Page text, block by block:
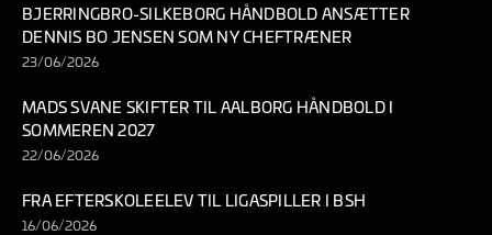
BJERRINGBRO-SILKEBORG HÅNDBOLD ANSÆTTER
DENNIS BO JENSEN SOM NY CHEFTRÆNER
23/06/2026
MADS SVANE SKIFTER TIL AALBORG HÅNDBOLD I
SOMMEREN 2027
22/06/2026
FRA EFTERSKOLEELEV TIL LIGASPILLER I BSH
16/06/2026